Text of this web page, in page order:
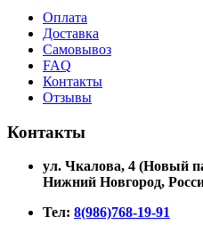
Оплата
Доставка
Самовывоз
FAQ
Контакты
Отзывы
Контакты
ул. Чкалова, 4 (Новый
Нижний Новгород,
Тел: 8(986)768-19-91